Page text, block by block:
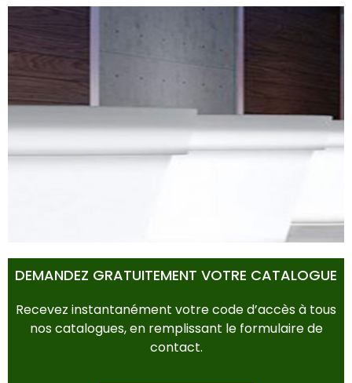
POTS & BACS
DEMANDEZ GRATUITEMENT VOTRE CATALOGUE
Recevez instantanément votre code d’accès à tous
nos catalogues, en remplissant le formulaire de
contact.